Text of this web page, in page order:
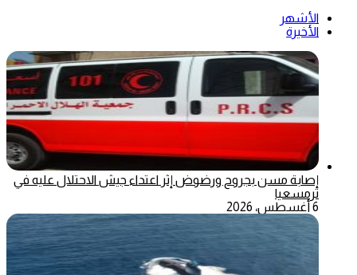
الأشهر
الأخيرة
إصابة مسن بجروح ورضوض إثر اعتداء جيش الاحتلال عليه في
ترمسعيا
6 أغسطس، 2026